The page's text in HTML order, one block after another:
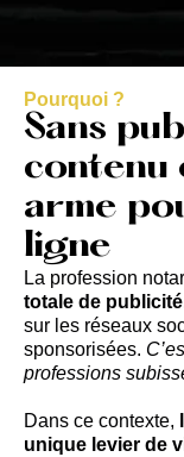
Pourquoi ?
Sans
contenu
arme
ligne
La profession
totale de publicité
sur les réseaux
sponsorisées.
professions
Dans ce contexte,
unique levier de